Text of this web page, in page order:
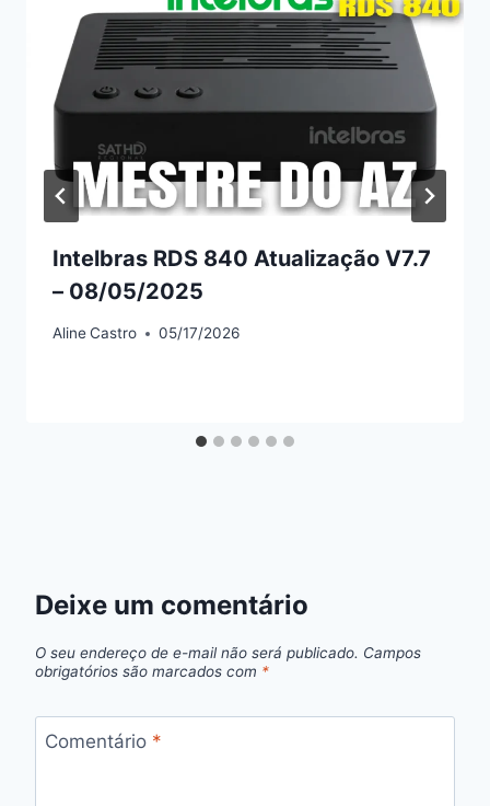
Intelbras RDS 840 Atualização V7.7
– 08/05/2025
AlineCastro 05/17/2026
Deixe um comentário
O seu endereço de e-mail não será publicado. Campos
obrigatórios são marcados com *
Comentário *